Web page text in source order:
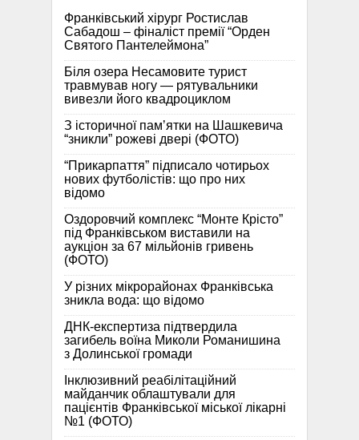
Франківський хірург Ростислав
Сабадош – фіналіст премії “Орден
Святого Пантелеймона”
Біля озера Несамовите турист
травмував ногу — рятувальники
вивезли його квадроциклом
З історичної памʼятки на Шашкевича
“зникли” рожеві двері (ФОТО)
“Прикарпаття” підписало чотирьох
нових футболістів: що про них
відомо
Оздоровчий комплекс “Монте Крісто”
під Франківськом виставили на
аукціон за 67 мільйонів гривень
(ФОТО)
У різних мікрорайонах Франківська
зникла вода: що відомо
ДНК-експертиза підтвердила
загибель воїна Миколи Романишина
з Долинської громади
Інклюзивний реабілітаційний
майданчик облаштували для
пацієнтів Франківської міської лікарні
№1 (ФОТО)